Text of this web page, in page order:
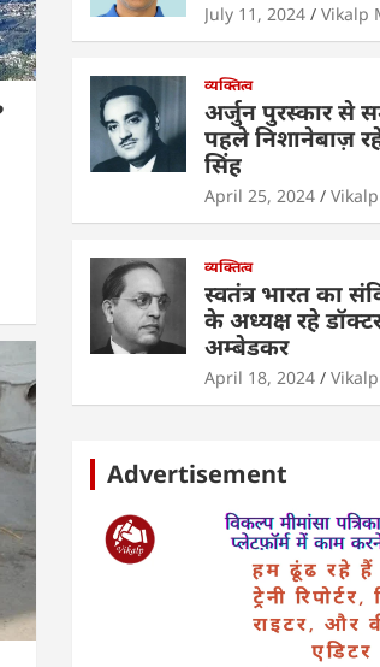
July 11, 2024 Vikalp
व्यक्तित्व
अर्जुन पुरस्कार से
पहले निशानेबाज़
सिंह
April 25, 2024
व्यक्तित्व
स्वतंत्र भारत का
के अध्यक्ष रहे
अम्बेडकर
April 18, 2024
Advertisement